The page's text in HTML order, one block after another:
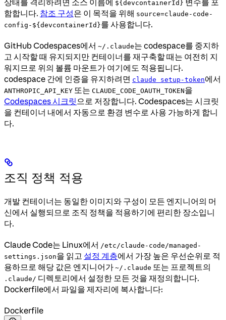
상태를 격리하려면 소스 이름에 ${devcontainerId} 변수를 포
함합니다. 참조 구성은 이 목적을 위해 source=claude-code-
config-${devcontainerId}를 사용합니다.
GitHub Codespaces에서 ~/.claude는 codespace를 중지하
고 시작할 때 유지되지만 컨테이너를 재구축할 때는 여전히 지
워지므로 위의 볼륨 마운트가 여기에도 적용됩니다.
codespace 간에 인증을 유지하려면 claude setup-token에서
ANTHROPIC_API_KEY 또는 CLAUDE_CODE_OAUTH_TOKEN을
Codespaces 시크릿으로 저장합니다. Codespaces는 시크릿
을 컨테이너 내에서 자동으로 환경 변수로 사용 가능하게 합니
다.
조직 정책 적용
개발 컨테이너는 동일한 이미지와 구성이 모든 엔지니어의 머
신에서 실행되므로 조직 정책을 적용하기에 편리한 장소입니
다.
Claude Code는 Linux에서 /etc/claude-code/managed-
settings.json을 읽고 설정 계층에서 가장 높은 우선순위로 적
용하므로 해당 값은 엔지니어가 ~/.claude 또는 프로젝트의
.claude/ 디렉토리에서 설정한 모든 것을 재정의합니다.
Dockerfile에서 파일을 제자리에 복사합니다:
Dockerfile